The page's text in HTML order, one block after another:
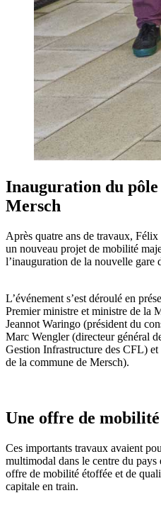
Inauguration du
Mersch
Après quatre ans de travaux,
un nouveau projet de mobilité
l’inauguration de la nouvelle gare
L’événement s’est déroulé en
Premier ministre et ministre de la
Jeannot Waringo (président du
Marc Wengler (directeur général
Gestion Infrastructure des CFL)
de la commune de Mersch).
Une offre de
Ces importants travaux avaient
multimodal dans le centre du pays
offre de mobilité étoffée et de
capitale en train.